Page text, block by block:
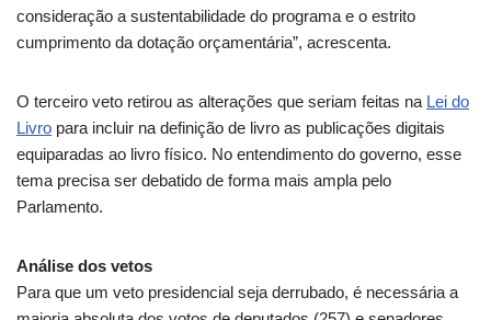
consideração a sustentabilidade do programa e o estrito
cumprimento da dotação orçamentária”, acrescenta.
O terceiro veto retirou as alterações que seriam feitas na Lei do
Livro para incluir na definição de livro as publicações digitais
equiparadas ao livro físico. No entendimento do governo, esse
tema precisa ser debatido de forma mais ampla pelo
Parlamento.
Análise dos vetos
Para que um veto presidencial seja derrubado, é necessária a